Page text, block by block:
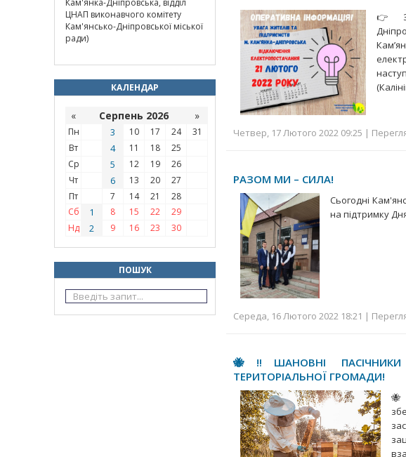
Кам'янка-Дніпровська, відділ
ЦНАП виконавчого комітету
Кам'янсько-Дніпровської міської
ради)
КАЛЕНДАР
« Серпень 2026 »
Пн 3 10 17 24
31
Вт
4 11 18
25
Ср
5 12 19
26
Чт
6 13 20
27
Пт
7 14 21
28
Сб
1 8 15 22
29
Нд
2 9 16 23 30
ПОШУК
👉
Четвер, 17 Лютого 2022 09:25 |
РАЗОМ МИ – СИЛА!
Сьогодні
на підтримку
Середа, 16 Лютого 2022 18:21 |
🐝‼️ШАНОВНІ ПАСІЧНИКИ
ТЕРИТОРІАЛЬНОЇ ГРОМАДИ!